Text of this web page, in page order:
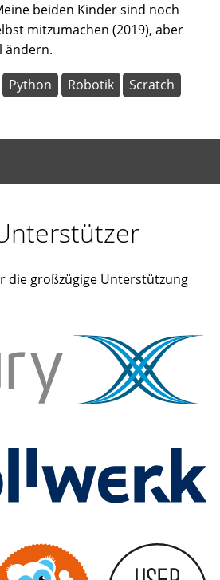
beiden Kinder sind noch
mitzumachen (2019), aber
ändern.
Python Robotik Scratch
die großzügige Unterstützung